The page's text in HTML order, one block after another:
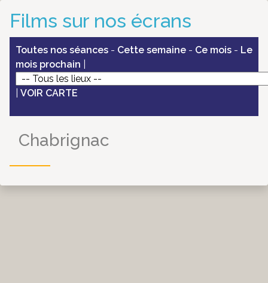
Films sur nos écrans
Toutes nos séances - Cette semaine - Ce mois - Le
mois prochain
VOIR CARTE
Chabrignac